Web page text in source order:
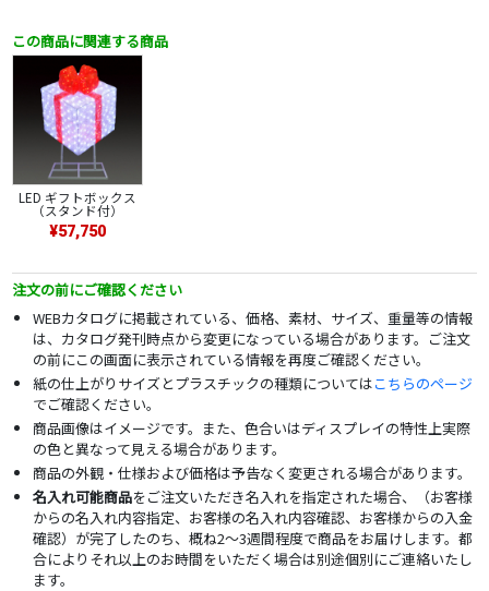
この商品に関連する商品
LED ギフトボックス
（スタンド付）
¥57,750
注文の前にご確認ください
WEBカタログに掲載されている、価格、素材、サイズ、重量等の情報
は、カタログ発刊時点から変更になっている場合があります。ご注文
の前にこの画面に表示されている情報を再度ご確認ください。
紙の仕上がりサイズとプラスチックの種類についてはこちらのページ
でご確認ください。
商品画像はイメージです。また、色合いはディスプレイの特性上実際
の色と異なって見える場合があります。
商品の外観・仕様および価格は予告なく変更される場合があります。
名入れ可能商品をご注文いただき名入れを指定された場合、（お客様
からの名入れ内容指定、お客様の名入れ内容確認、お客様からの入金
確認）が完了したのち、概ね2～3週間程度で商品をお届けします。都
合によりそれ以上のお時間をいただく場合は別途個別にご連絡いたし
ます。